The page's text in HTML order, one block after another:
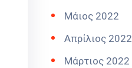
Μάιος 2022
Απρίλιος 2022
Μάρτιος 2022